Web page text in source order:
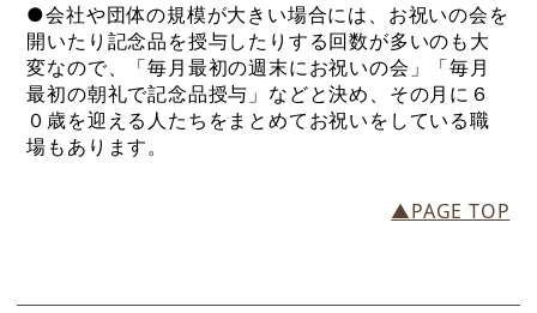
●会社や団体の規模が大きい場合には、お祝いの会を
開いたり記念品を授与したりする回数が多いのも大
変なので、「毎月最初の週末にお祝いの会」「毎月
最初の朝礼で記念品授与」などと決め、その月に６
０歳を迎える人たちをまとめてお祝いをしている職
場もあります。
▲PAGE TOP